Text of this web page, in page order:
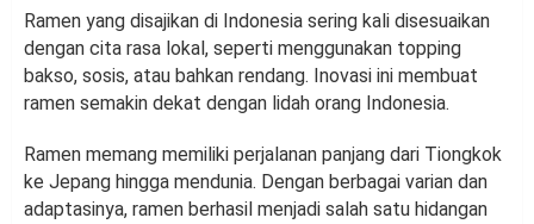
Ramen yang disajikan di Indonesia sering kali disesuaikan
dengan cita rasa lokal, seperti menggunakan topping
bakso, sosis, atau bahkan rendang. Inovasi ini membuat
ramen semakin dekat dengan lidah orang Indonesia.
Ramen memang memiliki perjalanan panjang dari Tiongkok
ke Jepang hingga mendunia. Dengan berbagai varian dan
adaptasinya, ramen berhasil menjadi salah satu hidangan